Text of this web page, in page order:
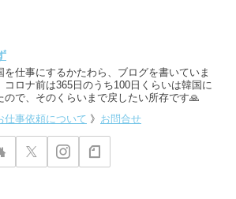
を仕事にするかたわら、ブログを書いていま
コロナ前は365日のうち100日くらいは韓国に
ので、そのくらいまで戻したい所存です🙏
仕事依頼について 》 お問合せ